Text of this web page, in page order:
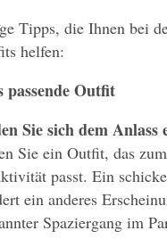
Tipps, die Ihnen bei
helfen:
Outfit
Sie sich dem Anlass
Sie ein Outfit, das
passt. Ein
ein anderes
Spaziergang im